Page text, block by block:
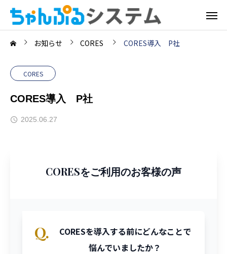
お知らせ CORES CORES導入 P社
CORES
CORES導入 P社
2025.06.27
CORESをご利用のお客様の声
Q.
CORESを導入する前にどんなことで
悩んでいましたか？